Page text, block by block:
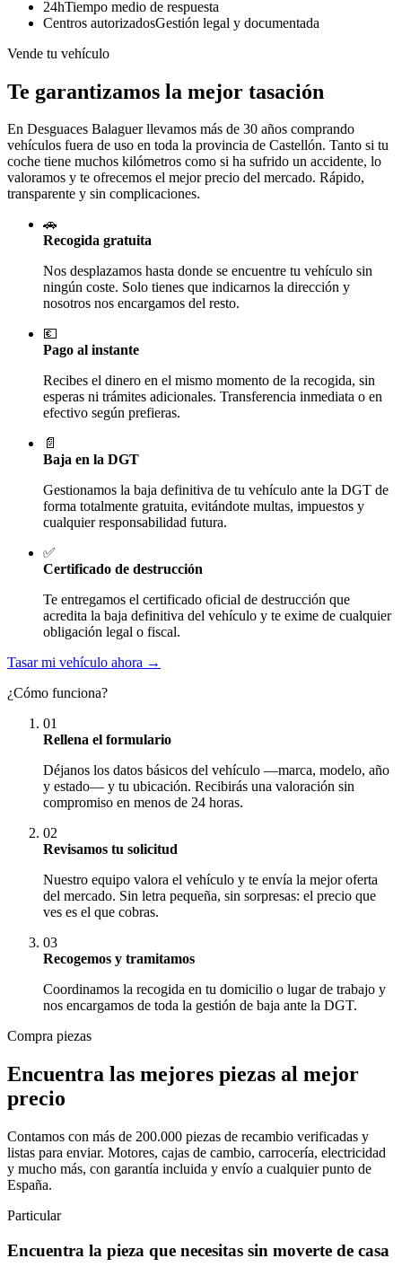
24hTiempo medio de respuesta
Centros autorizadosGestión legal y documentada
Vende tu vehículo
Te garantizamos la mejor tasación
En Desguaces Balaguerllevamos más de 30 años comprando
vehículos fuera de uso en toda la provincia de Castellón. Tanto si tu
coche tiene muchos kilómetros como si ha sufrido un accidente, lo
valoramos y te ofrecemos el mejor precio del mercado. Rápido,
transparente y sin complicaciones.
🚗
Recogida gratuita
Nos desplazamos hasta donde se encuentre tu vehículo sin
ningún coste. Solo tienes que indicarnos la dirección y
nosotros nos encargamos del resto.
💶
Pago al instante
Recibes el dinero en el mismo momento de la recogida, sin
esperas ni trámites adicionales. Transferencia inmediata o en
efectivo según prefieras.
📄
Baja en la DGT
Gestionamos la baja definitiva de tu vehículo ante la DGT de
forma totalmente gratuita, evitándote multas, impuestos y
cualquier responsabilidad futura.
✅
Certificado de destrucción
Te entregamos el certificado oficial de destrucción que
acredita la baja definitiva del vehículo y te exime de cualquier
obligación legal o fiscal.
Tasar mi vehículo ahora →
¿Cómo funciona?
01
Rellena el formulario
Déjanos los datos básicos del vehículo —marca, modelo, año
y estado— y tu ubicación. Recibirás una valoración sin
compromiso en menos de 24 horas.
02
Revisamos tu solicitud
Nuestro equipo valora el vehículo y te envía la mejor oferta
del mercado. Sin letra pequeña, sin sorpresas: el precio que
ves es el que cobras.
03
Recogemos y tramitamos
Coordinamos la recogida en tu domicilio o lugar de trabajo y
nos encargamos de toda la gestión de baja ante la DGT.
Compra piezas
Encuentra las mejores piezas al mejor
precio
Contamos con más de 200.000 piezas de recambio verificadas y
listas para enviar. Motores, cajas de cambio, carrocería, electricidad
y mucho más, con garantía incluida y envío a cualquier punto de
España.
Particular
Encuentra la pieza que necesitas sin moverte de casa